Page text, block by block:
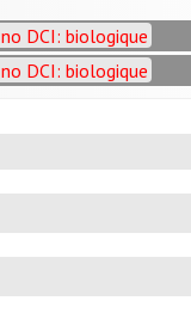
no DCI: biologique
no DCI: biologique